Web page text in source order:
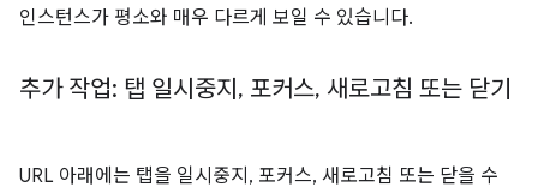
인스턴스가 평소와 매우 다르게 보일 수 있습니다.
추가 작업: 탭 일시중지 , 포커스, 새로고침 또는 닫기
URL 아래에는 탭을 일시중지, 포커스, 새로고침 또는 닫을 수